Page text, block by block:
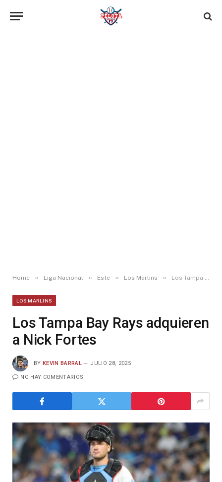
Home » Liga Nacional » Este » Los Marlins » Los Tampa Bay Rays adquieren a Nick Fortes
LOS MARLINS
Los Tampa Bay Rays adquieren
a Nick Fortes
BY KEVIN BARRAL JULIO 28, 2025
NO HAY COMENTARIOS